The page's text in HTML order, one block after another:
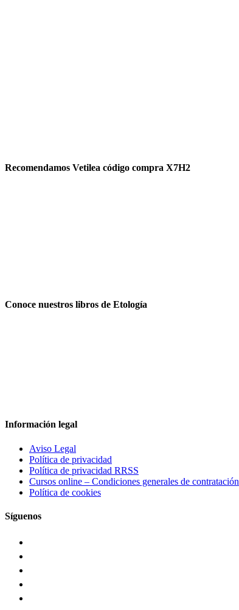
Recomendamos Vetilea código compra X7H2
Conoce nuestros libros de Etología
Información legal
Aviso Legal
Política de privacidad
Política de privacidad RRSS
Cursos online – Condiciones generales de contratación
Política de cookies
Síguenos